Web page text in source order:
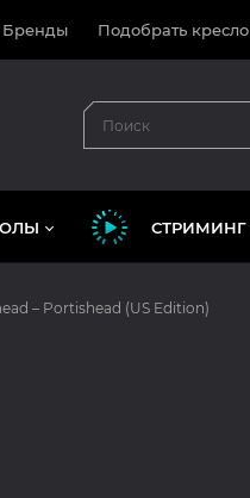
Бренды Подобрать кресло
СТРИМИНГ
– Portishead (US Edition)